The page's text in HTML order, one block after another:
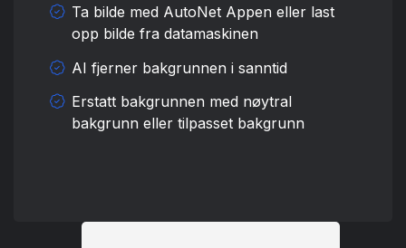
Ta bilde med AutoNet Appen eller last
opp bilde fra datamaskinen
AI fjerner bakgrunnen i sanntid
Erstatt bakgrunnen med nøytral
bakgrunn eller tilpasset bakgrunn